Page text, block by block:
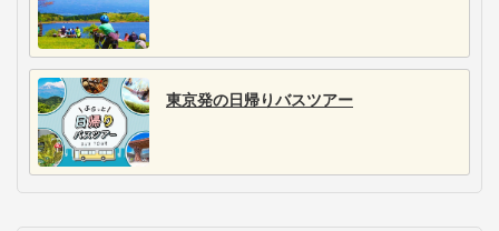
東京発の日帰りバスツアー